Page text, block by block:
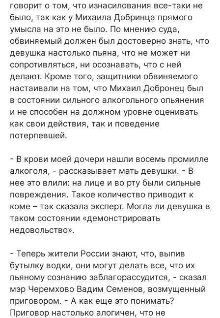
говорит о том, что изнасилования все-таки не
было, так как у Михаила Добринца прямого
умысла на это не было. По мнению суда,
обвиняемый должен был достоверно знать, что
девушка настолько пьяна, что не может ни
сопротивляться, ни осознавать, что с ней
делают. Кроме того, защитники обвиняемого
настаивали на том, что Михаил Добронец был
в состоянии сильного алкогольного опьянения
и не способен на должном уровне оценивать
как свои действия, так и поведение
потерпевшей.
- В крови моей дочери нашли восемь промилле
алкоголя, - рассказывает мать девушки. - В
нее это влили: на лице и во рту были сильные
повреждения. Такое количество приводит к
коме – так сказала эксперт. Могла ли девушка в
таком состоянии «демонстрировать
недовольство».
- Теперь жители России знают, что, выпив
бутылку водки, они могут делать все, что их
пьяному сознанию заблагорассудится, - сказал
мэр Черемхово Вадим Семенов, возмущенный
приговором. - А как еще это понимать?
Приговор настолько алогичен, что не